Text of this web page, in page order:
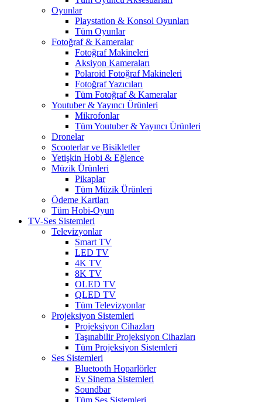
Oyunlar
Playstation & Konsol Oyunları
Tüm Oyunlar
Fotoğraf & Kameralar
Fotoğraf Makineleri
Aksiyon Kameraları
Polaroid Fotoğraf Makineleri
Fotoğraf Yazıcıları
Tüm Fotoğraf & Kameralar
Youtuber & Yayıncı Ürünleri
Mikrofonlar
Tüm Youtuber & Yayıncı Ürünleri
Dronelar
Scooterlar ve Bisikletler
Yetişkin Hobi & Eğlence
Müzik Ürünleri
Pikaplar
Tüm Müzik Ürünleri
Ödeme Kartları
Tüm Hobi-Oyun
TV-Ses Sistemleri
Televizyonlar
Smart TV
LED TV
4K TV
8K TV
OLED TV
QLED TV
Tüm Televizyonlar
Projeksiyon Sistemleri
Projeksiyon Cihazları
Taşınabilir Projeksiyon Cihazları
Tüm Projeksiyon Sistemleri
Ses Sistemleri
Bluetooth Hoparlörler
Ev Sinema Sistemleri
Soundbar
Tüm Ses Sistemleri